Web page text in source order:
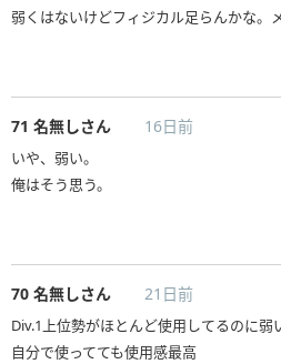
弱くはないけどフィジカル足らんかな。
71 名無しさん 16日前
いや、弱い。
俺はそう思う。
70 名無しさん 21日前
Div.1上位勢がほとんど使用してるのに弱
自分で使ってても使用感最高